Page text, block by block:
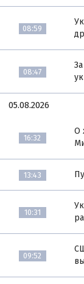
08:59
08:47
05.08.2026
16:32
О
13:43
10:31
09:52